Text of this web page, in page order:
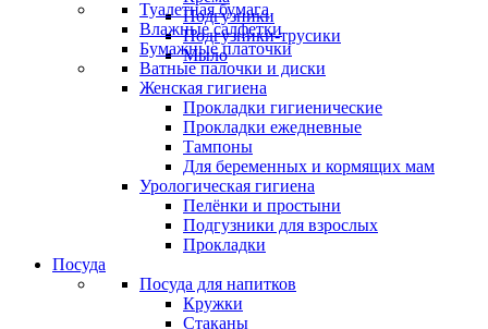
Подгузники
Подгузники-трусики
Мыло
Туалетная бумага
Влажные салфетки
Бумажные платочки
Ватные палочки и диски
Женская гигиена
Прокладки гигиенические
Прокладки ежедневные
Тампоны
Для беременных и кормящих мам
Урологическая гигиена
Пелёнки и простыни
Подгузники для взрослых
Прокладки
Посуда
Посуда для напитков
Кружки
Стаканы